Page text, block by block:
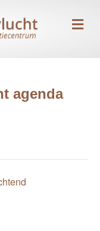
agenda